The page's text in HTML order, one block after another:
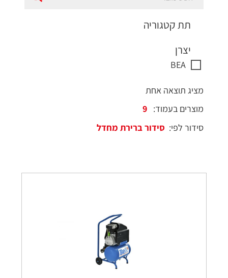
מציג תוצאה אחת
מוצרים בעמוד:
סידור לפי:
תת קטגוריה
יצרן
BEA